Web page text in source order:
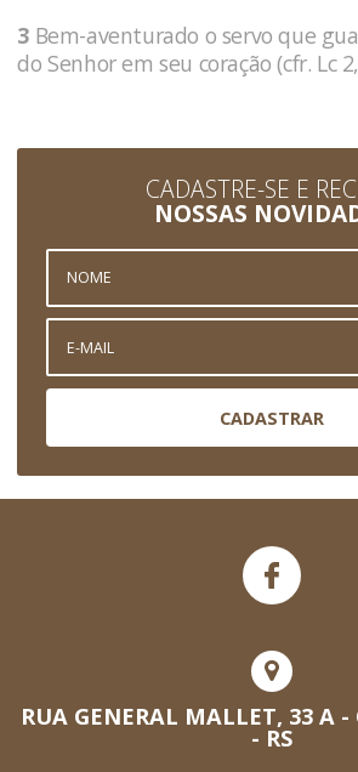
3 Bem-aventurado o servo que
do Senhor em seu coração (cfr. Lc
CADASTRE-SE E
NOSSAS
CADASTRAR
RUA GENERAL MALLET, 33 A -
- RS